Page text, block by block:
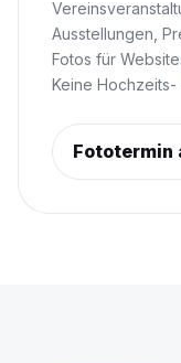
Ausstellungen,
Fotos für
Keine
Fototermin